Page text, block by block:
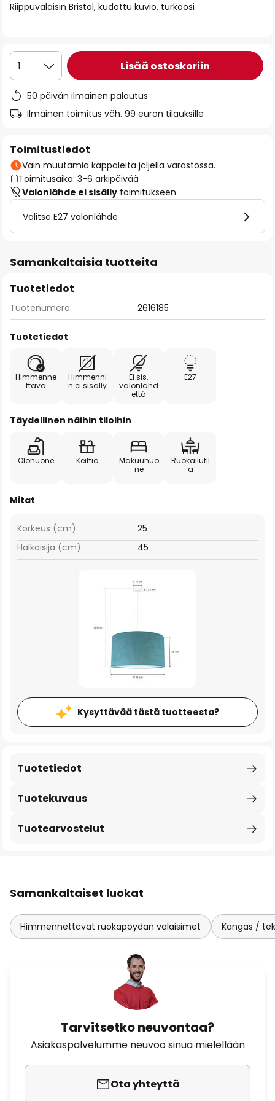
the
Riippuvalaisin Bristol, kudottu kuvio, turkoosi
1 Lisää ostoskoriin
50 päivän ilmainen palautus
Ilmainen toimitus väh. 99 euron tilauksille
Toimitustiedot
Vain muutamia kappaleita jäljellä varastossa.
Toimitusaika: 3-6 arkipäivää
Valonlähde ei sisälly toimitukseen
Valitse E27 valonlähde
Samankaltaisia tuotteita
Tuotetiedot
Tuotenumero: 2616185
Tuotetiedot
Himmenne
ttävä
Himmenni
n ei sisälly
Ei sis.
valonlähd
että
E27
Täydellinen näihin tiloihin
Olohuone Keittiö
Makuuhuo
ne
Ruokailutil
a
Mitat
Korkeus (cm):
25
Halkaisija (cm):
45
Kysyttävää tästä tuotteesta?
Tuotekuvaus
Tuotetiedot
Tuotearvostelut
Samankaltaiset luokat
Himmennettävät ruokapöydän valaisimet Kangas /
Tarvitsetko neuvontaa?
Asiakaspalvelumme neuvoo sinua mielellään
Ota yhteyttä